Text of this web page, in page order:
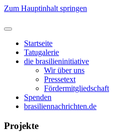
Zum Hauptinhalt springen
Startseite
Tatugalerie
die brasilieninitiative
Wir über uns
Pressetext
Fördermitgliedschaft
Spenden
brasiliennachrichten.de
Projekte